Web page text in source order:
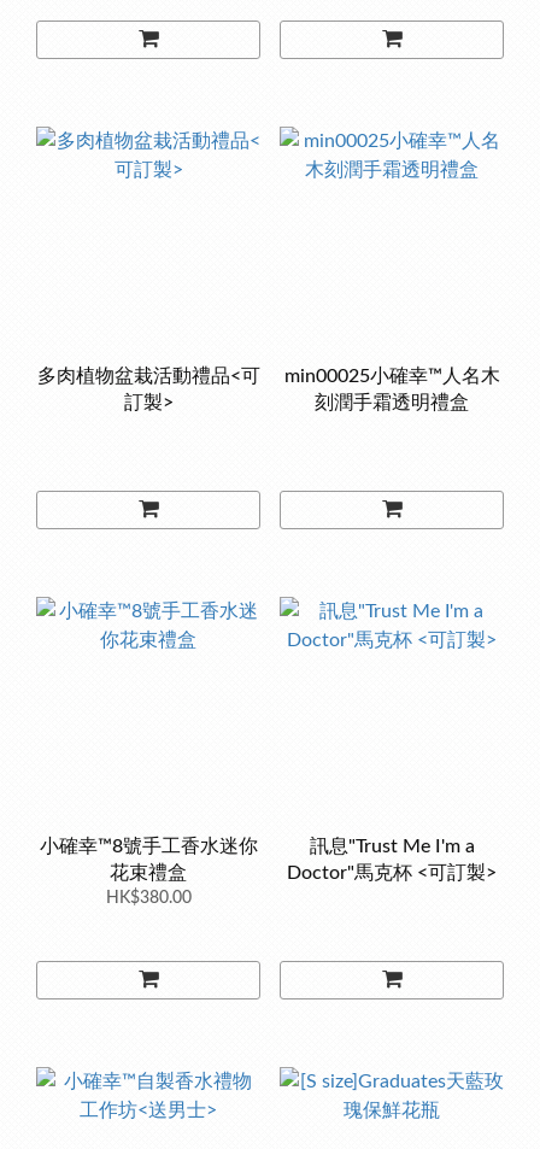
多肉植物盆栽活動禮品<可
訂製>
min00025小確幸™人名木
刻潤手霜透明禮盒
小確幸™8號手工香水迷你
花束禮盒
HK$380.00
訊息"Trust Me I'm a
Doctor"馬克杯 <可訂製>